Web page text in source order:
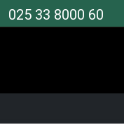
025 33 8000 60